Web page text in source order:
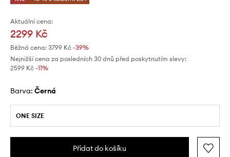
Aktuální cena:
2299 Kč
Běžná cena: 3799 Kč -39%
Nejnižší cena za posledních 30 dnů před poskytnutím slevy:
2599 Kč -11%
Barva: černá
ONE SIZE
Přidat do košíku